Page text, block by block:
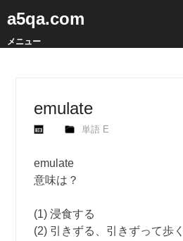
a5qa.com
メニュー
emulate
単語 E
emulate
意味は？
(1) 浸食する
(2) 引きずる、引きずって歩く